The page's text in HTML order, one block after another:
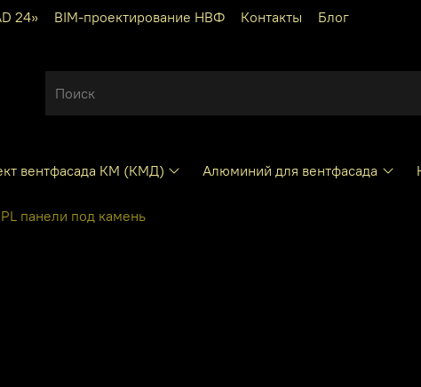
24» BIM-проектирование НВФ Контакты Блог
вентфасада КМ (КМД) Алюминий для вентфасада
панели под камень